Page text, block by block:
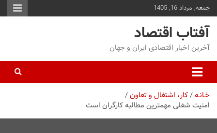
جمعه, مرداد 16, 1405
آفتاب اقتصاد
آخرین اخبار اقتصادی ایران و جهان
خـانـه کار، اشتغال و تعاون
امنیت شغلی مهمترین مطالبه کارگران است